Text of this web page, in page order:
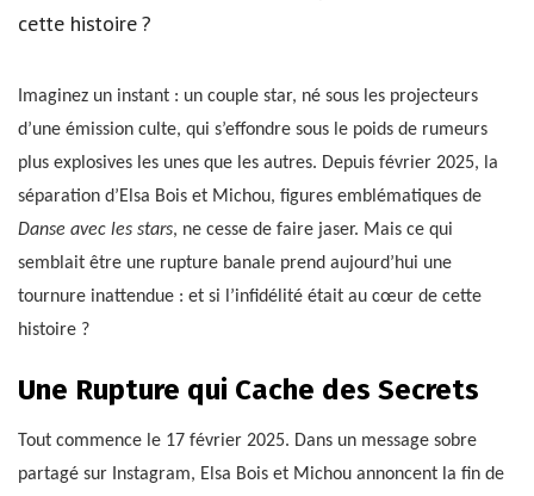
cette histoire ?
Imaginez un instant : un couple star, né sous les projecteurs
d’une émission culte, qui s’effondre sous le poids de rumeurs
plus explosives les unes que les autres. Depuis février 2025, la
séparation d’Elsa Bois et Michou, figures emblématiques de
Danse avec les stars, ne cesse de faire jaser. Mais ce qui
semblait être une rupture banale prend aujourd’hui une
tournure inattendue : et si l’infidélité était au cœur de cette
histoire ?
Une Rupture qui Cache des Secrets
Tout commence le 17 février 2025. Dans un message sobre
partagé sur Instagram, Elsa Bois et Michou annoncent la fin de